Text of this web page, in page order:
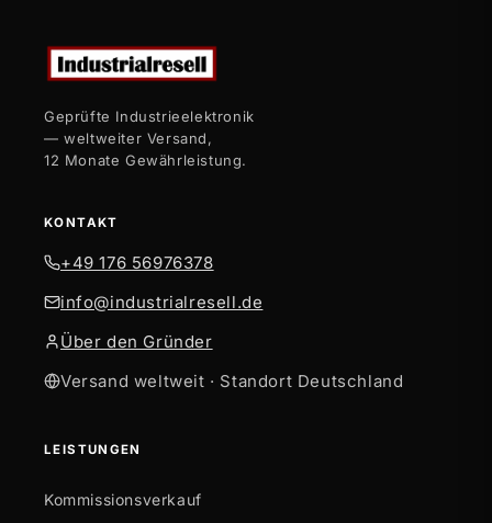
Geprüfte Industrieelektronik
— weltweiter Versand,
12 Monate Gewährleistung.
KONTAKT
+49 176 56976378
info@industrialresell.de
Über den Gründer
Versand weltweit · Standort Deutschland
LEISTUNGEN
Kommissionsverkauf